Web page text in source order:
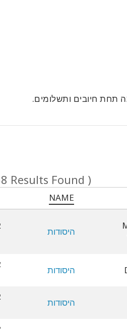
תחת חיובים ותשלומים.
Results Found )
NAME
היסודות
היסודות
היסודות